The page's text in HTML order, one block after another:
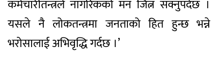
कर्मचारीतन्त्रले नागरिकको मन जित्न सक्नुपर्दछ ।
यसले नै लोकतन्त्रमा जनताको हित हुन्छ भन्ने
भरोसालाई अभिवृद्धि गर्दछ ।’